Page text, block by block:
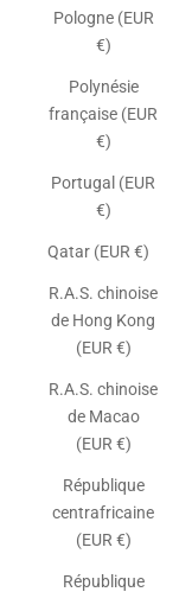
Pologne (EUR
€)
Polynésie
française (EUR
€)
Portugal (EUR
€)
Qatar (EUR €)
R.A.S. chinoise
de Hong Kong
(EUR €)
R.A.S. chinoise
de Macao
(EUR €)
République
centrafricaine
(EUR €)
République